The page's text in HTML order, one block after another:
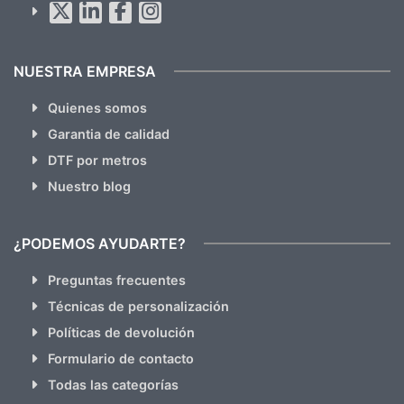
hacemos Spam)
NUESTRA EMPRESA
Quienes somos
Garantia de calidad
DTF por metros
Nuestro blog
¿PODEMOS AYUDARTE?
Preguntas frecuentes
Técnicas de personalización
Políticas de devolución
Formulario de contacto
Todas las categorías